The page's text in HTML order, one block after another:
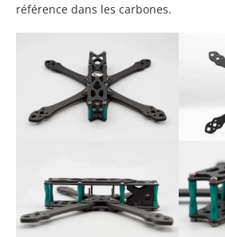
référence dans les carbones.